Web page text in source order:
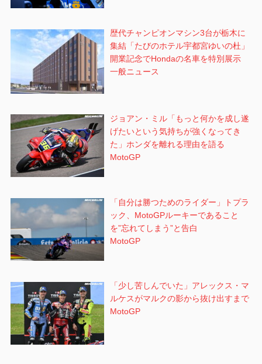
歴代チャンピオンマシン3台が栃木に
集結「たびのホテル宇都宮ゆいの杜」
開業記念でHondaの名車を特別展示
一般ニュース
ジョアン・ミル「もっと何かを成し遂
げたいという気持ちが強くなってき
た」ホンダを離れる理由を語る
MotoGP
「自分は勝つためのライダー」トプラ
ック、MotoGPルーキーであること
を”忘れてしまう”と告白
MotoGP
「少し苦しんでいた」アレックス・マ
ルケスがマルクの影から抜け出すまで
MotoGP